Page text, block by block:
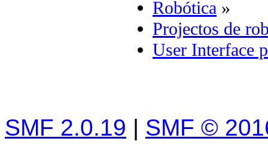
Robótica »
Projectos de
User Interface
SMF 2.0.19 | SMF ©